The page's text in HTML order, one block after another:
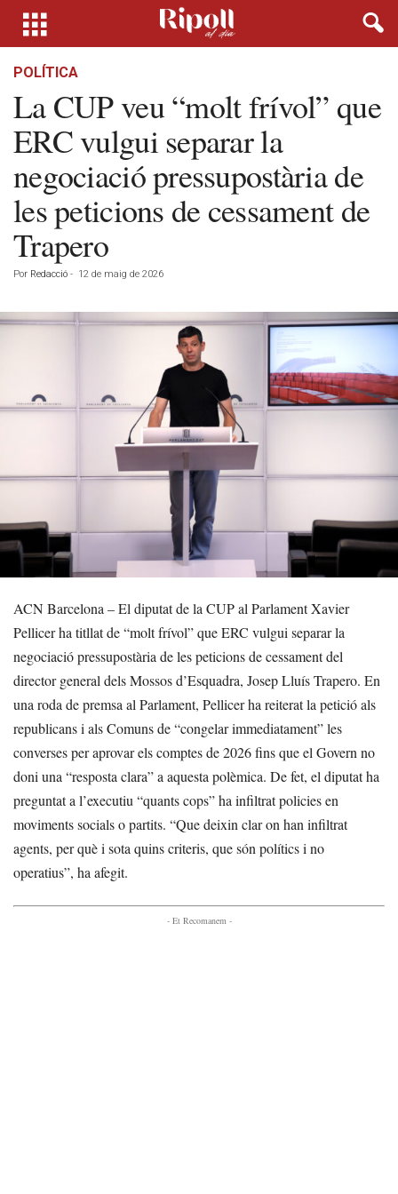
POLÍTICA
La CUP veu “molt frívol” que
ERC vulgui separar la
negociació pressupostària de
les peticions de cessament de
Trapero
Por Redacció - 12 de maig de 2026
ACN Barcelona – El diputat de la CUP al Parlament Xavier
Pellicer ha titllat de “molt frívol” que ERC vulgui separar la
negociació pressupostària de les peticions de cessament del
director general dels Mossos d’Esquadra, Josep Lluís Trapero. En
una roda de premsa al Parlament, Pellicer ha reiterat la petició als
republicans i als Comuns de “congelar immediatament” les
converses per aprovar els comptes de 2026 fins que el Govern no
doni una “resposta clara” a aquesta polèmica. De fet, el diputat ha
preguntat a l’executiu “quants cops” ha infiltrat policies en
moviments socials o partits. “Que deixin clar on han infiltrat
agents, per què i sota quins criteris, que són polítics i no
operatius”, ha afegit.
- Et Recomanem -